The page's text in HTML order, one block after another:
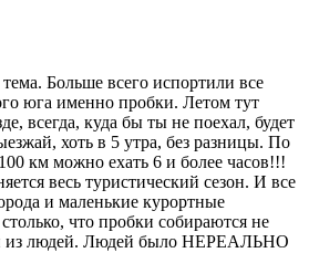
Больше всего испортили все
юга именно пробки. Летом тут
всегда, куда бы ты не поехал, будет
хоть в 5 утра, без разницы. По
км можно ехать 6 и более часов!!!
весь туристический сезон. И все
и маленькие курортные
что пробки собираются не
из людей. Людей было НЕРЕАЛЬНО